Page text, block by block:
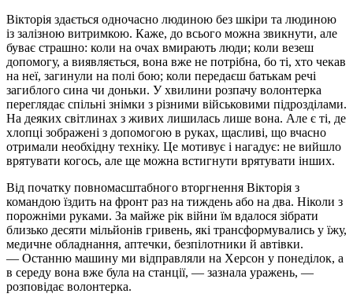
Вікторія здається одночасно людиною без шкіри та людиною
із залізною витримкою. Каже, до всього можна звикнути, але
буває страшно: коли на очах вмирають люди; коли везеш
допомогу, а виявляється, вона вже не потрібна, бо ті, хто чекав
на неї, загинули на полі бою; коли передаєш батькам речі
загиблого сина чи доньки. У хвилини розпачу волонтерка
переглядає спільні знімки з різними військовими підрозділами.
На деяких світлинах з живих лишилась лише вона. Але є ті, де
хлопці зображені з допомогою в руках, щасливі, що вчасно
отримали необхідну техніку. Це мотивує і нагадує: не вийшло
врятувати когось, але ще можна встигнути врятувати інших.
Від початку повномасштабного вторгнення Вікторія з
командою їздить на фронт раз на тиждень або на два. Ніколи з
порожніми руками. За майже рік війни їм вдалося зібрати
близько десяти мільйонів гривень, які трансформувались у їжу,
медичне обладнання, аптечки, безпілотники й автівки.
— Останню машину ми відправляли на Херсон у понеділок, а
в середу вона вже була на станції, — зазнала уражень, —
розповідає волонтерка.